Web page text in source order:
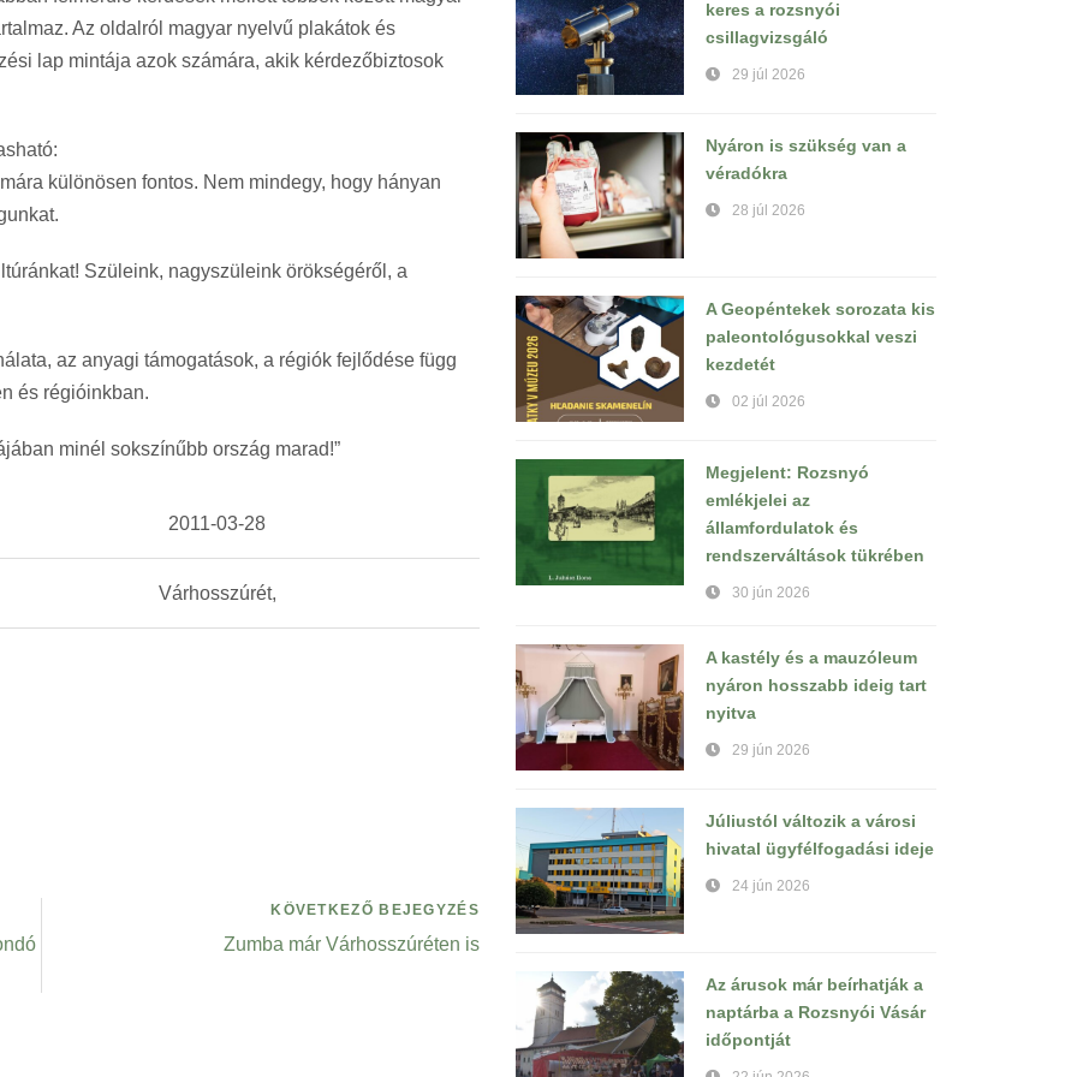
Az oldalról magyar nyelvű plakátok és
lap mintája azok számára, akik kérdezőbiztosok
különösen fontos. Nem mindegy, hogy hányan
Szüleink, nagyszüleink örökségéről, a
az anyagi támogatások, a régiók fejlődése függ
és régióinkban.
minél sokszínűbb ország marad!”
2011-03-28
Várhosszúrét,
KÖVETKEZŐ BEJEGYZÉS
Zumba már Várhosszúréten is
keres a rozsnyói
csillagvizsgáló
29 júl 2026
Nyáron is szükség van a
véradókra
28 júl 2026
A Geopéntekek sorozata kis
paleontológusokkal veszi
kezdetét
02 júl 2026
Megjelent: Rozsnyó
emlékjelei az
államfordulatok és
rendszerváltások tükrében
30 jún 2026
A kastély és a mauzóleum
nyáron hosszabb ideig tart
nyitva
29 jún 2026
Júliustól változik a városi
hivatal ügyfélfogadási ideje
24 jún 2026
Az árusok már beírhatják a
naptárba a Rozsnyói Vásár
időpontját